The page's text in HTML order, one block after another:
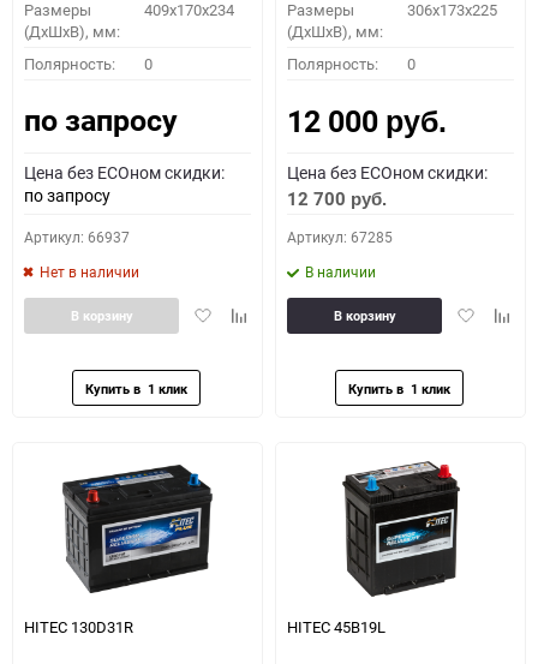
Размеры
(ДхШхВ), мм:
409x170x234
Полярность: 0
по запросу
Цена без ECOном скидки:
по запросу
Артикул: 66937
Нет в наличии
ДобавитьДобавить
В корзину
Размеры
(ДхШхВ), мм:
306x173x225
Полярность: 0
12 000 руб.
Цена без ECOном скидки:
12 700 руб.
Артикул: 67285
В наличии
Добавить
В корзину
HITEC 130D31R HITEC 45B19L